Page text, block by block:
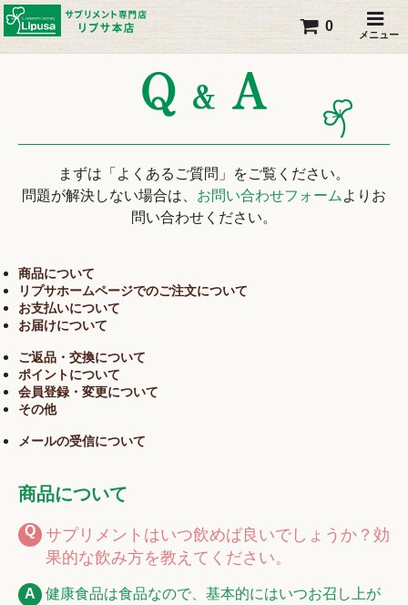
メニュー
0
まずは「よくあるご質問」をご覧ください。
問題が解決しない場合は、 お問い合わせフォーム よりお
問い合わせください。
商品について
リプサホームページでのご注文について
お支払いについて
お届けについて
ご返品・交換について
ポイントについて
会員登録・変更について
その他
メールの受信について
商品について
サプリメントはいつ飲めば良いでしょうか？効
果的な飲み方を教えてください。
健康食品は食品なので、基本的にはいつお召し上が